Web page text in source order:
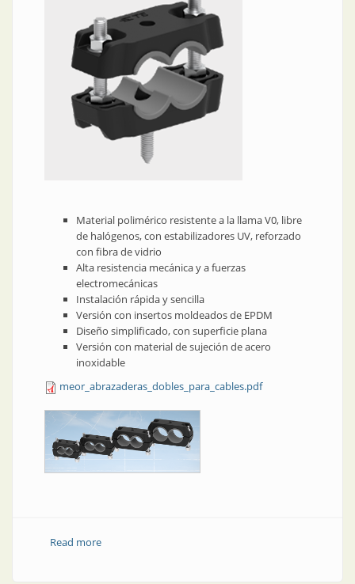
Material polimérico resistente a la llama V0, libre
de halógenos, con estabilizadores UV, reforzado
con fibra de vidrio
Alta resistencia mecánica y a fuerzas
electromecánicas
Instalación rápida y sencilla
Versión con insertos moldeados de EPDM
Diseño simplificado, con superficie plana
Versión con material de sujeción de acero
inoxidable
meor_abrazaderas_dobles_para_cables.pdf
Read moreabout Abrazaderas dobles para cable